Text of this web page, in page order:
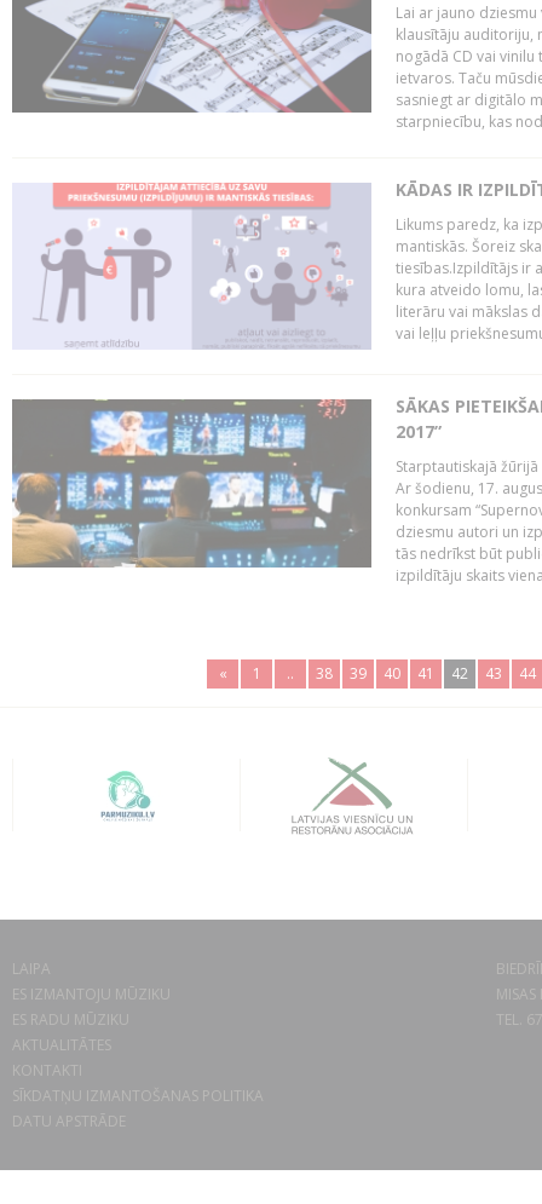
Lai ar jauno
klausītāju auditoriju,
nogādā CD vai
ietvaros. Taču
sasniegt ar digitālo
starpniecību, kas
KĀDAS IR
Likums paredz, ka
mantiskās. Šoreiz
tiesības.Izpildītājs ir
kura atveido lomu,
literāru vai mākslas
vai leļļu
SĀKAS
2017”
Starptautiskajā
Ar šodienu, 17.
konkursam
dziesmu autori un
tās nedrīkst būt
izpildītāju skaits
« 1 .. 38 39 40 41 42 43 44
LAIPA
ES IZMANTOJU MŪZIKU
ES RADU MŪZIKU
AKTUALITĀTES
KONTAKTI
SĪKDATŅU IZMANTOŠANAS POLITIKA
DATU APSTRĀDE
TEL.